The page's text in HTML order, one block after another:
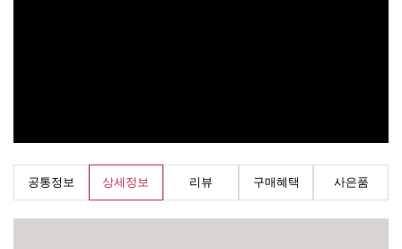
공통정보 상세정보 리뷰 구매혜택 사은품